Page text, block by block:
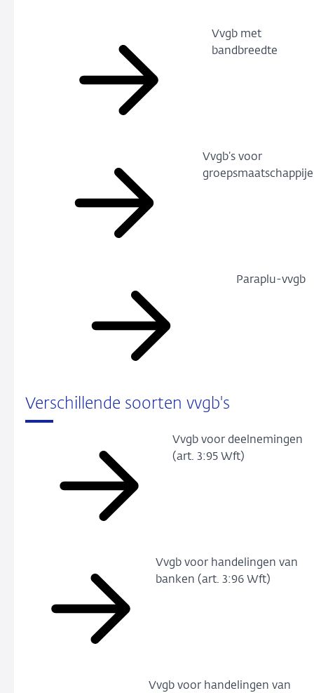
Vvgb met
bandbreedte
Vvgb’s voor
Paraplu-vvgb
Verschillende soorten vvgb's
Vvgb voor deelnemingen
(art. 3:95 Wft)
Vvgb voor handelingen van
banken (art. 3:96 Wft)
Vvgb voor handelingen van